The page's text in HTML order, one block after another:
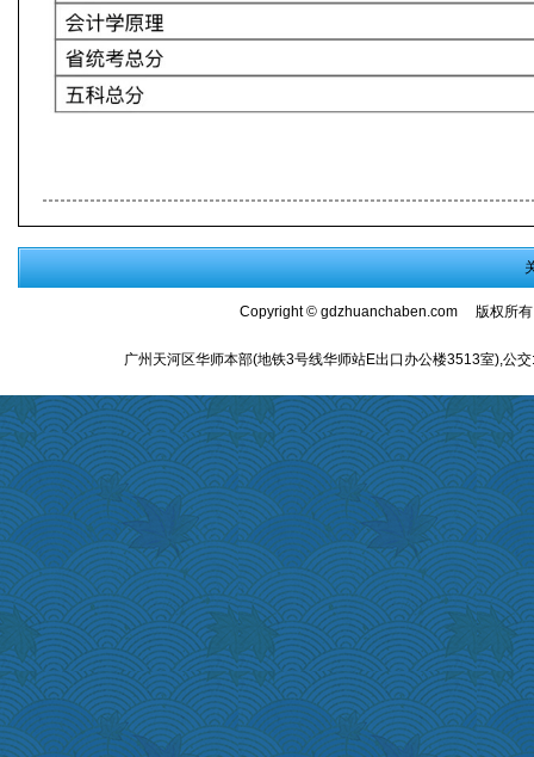
Copyright © gdzhuanchaben.com版权所
广州天河区华师本部(地铁3号线华师站E出口办公楼3513室),公